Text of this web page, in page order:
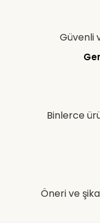
Güvenli
Binlerce
Öneri ve